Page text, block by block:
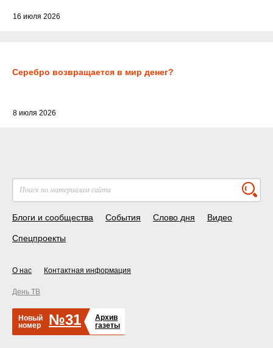
16 июля 2026
Серебро возвращается в мир денег?
8 июля 2026
Блоги и сообщества События Слово дня Видео
Спецпроекты
О нас Контактная информация
День ТВ
Новый
номер
№31
Архив
газеты